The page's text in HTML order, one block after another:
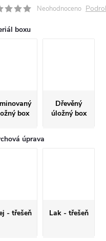
Neohodnoceno
boxu
box
Dřevěný
úložný box
úprava
- třešeň Lak - třešeň